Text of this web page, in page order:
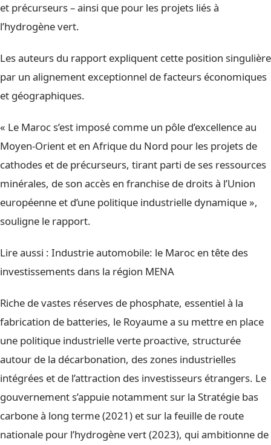
et précurseurs – ainsi que pour les projets liés à
l’hydrogène vert.
Les auteurs du rapport expliquent cette position singulière
par un alignement exceptionnel de facteurs économiques
et géographiques.
« Le Maroc s’est imposé comme un pôle d’excellence au
Moyen-Orient et en Afrique du Nord pour les projets de
cathodes et de précurseurs, tirant parti de ses ressources
minérales, de son accès en franchise de droits à l’Union
européenne et d’une politique industrielle dynamique »,
souligne le rapport.
Lire aussi : Industrie automobile: le Maroc en tête des
investissements dans la région MENA
Riche de vastes réserves de phosphate, essentiel à la
fabrication de batteries, le Royaume a su mettre en place
une politique industrielle verte proactive, structurée
autour de la décarbonation, des zones industrielles
intégrées et de l’attraction des investisseurs étrangers. Le
gouvernement s’appuie notamment sur la Stratégie bas
carbone à long terme (2021) et sur la feuille de route
nationale pour l’hydrogène vert (2023), qui ambitionne de